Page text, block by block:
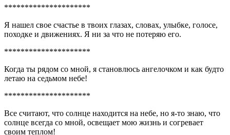
*********************
Я нашел свое счастье в твоих глазах, словах, улыбке, голосе,
походке и движениях. Я ни за что не потеряю его.
*********************
Когда ты рядом со мной, я становлюсь ангелочком и как будто
летаю на седьмом небе!
*********************
Все считают, что солнце находится на небе, но я-то знаю, что
солнце всегда со мной, освещает мою жизнь и согревает
своим теплом!